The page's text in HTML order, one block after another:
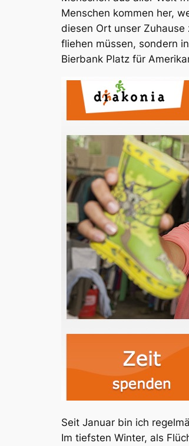
Menschen kommen her,
diesen Ort unser
fliehen müssen, sondern
Bierbank Platz für
Seit Januar bin ich
Im tiefsten Winter, als